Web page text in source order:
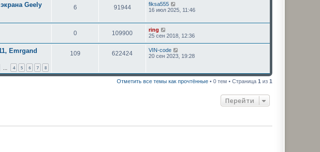
Geely
6 91944
fiksa555
16 июл 2025, 11:46
0 109900
ring
25 сен 2018, 12:36
Emrgand
4 5 6 7 8
109 622424
VIN-code
20 сен 2023, 19:28
Отметить все темы как прочтённые • 0 тем • Страница 1 из 1
Перейти